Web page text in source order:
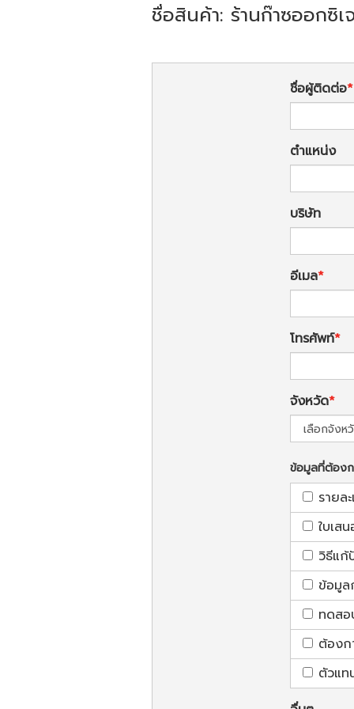
ชื่อสินค้า: ร้านก๊าซออกซิ
ชื่อผู้ติดต่อ
ตำแหน่ง
บริษัท
อีเมล
โทรศัพท์
จังหวัด
ข้อมูลที่ต้องก
รายล
ใบเส
วิธีแก้
ข้อมูล
ทดสอ
ต้องก
ตัวแท